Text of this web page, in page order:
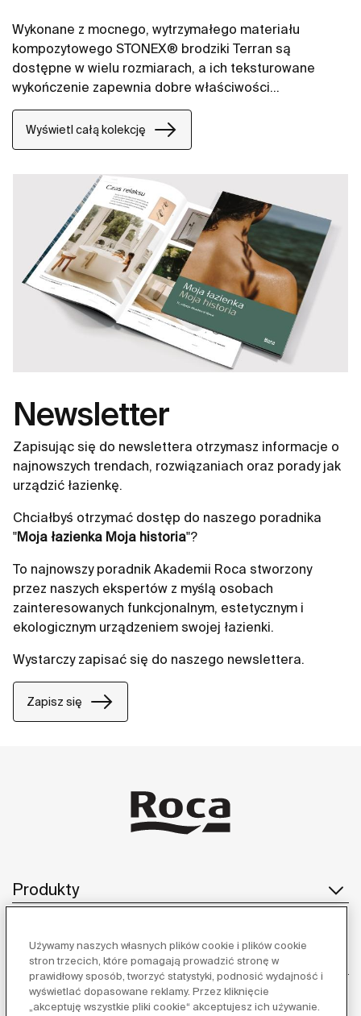
Wykonane z mocnego, wytrzymałego materiału
kompozytowego STONEX® brodziki Terran są
dostępne w wielu rozmiarach, a ich teksturowane
wykończenie zapewnia dobre właściwości
antypoślizgowe.
Wyświetl całą kolekcję
Newsletter
Zapisując się do newslettera otrzymasz informacje o
najnowszych trendach, rozwiązaniach oraz porady jak
urządzić łazienkę.
Chciałbyś otrzymać dostęp do naszego poradnika
"Moja łazienka Moja historia"?
To najnowszy poradnik Akademii Roca stworzony
przez naszych ekspertów z myślą osobach
zainteresowanych funkcjonalnym, estetycznym i
ekologicznym urządzeniem swojej łazienki.
Wystarczy zapisać się do naszego newslettera.
Zapisz się
Produkty
Obsługa klienta
Używamy naszych własnych plików cookie i plików cookie
stron trzecich, które pomagają prowadzić stronę w
prawidłowy sposób, tworzyć statystyki, podnosić wydajność i
wyświetlać dopasowane reklamy. Przez kliknięcie
„akceptuję wszystkie pliki cookie“ akceptujesz ich używanie.